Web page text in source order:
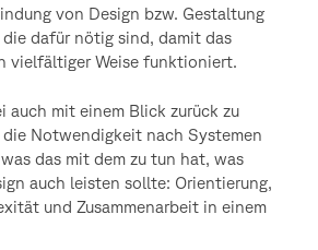
von Design bzw. Gestaltung
dafür nötig sind, damit das
vielfältiger Weise funktioniert.
auch mit einem Blick zurück zu
Notwendigkeit nach Systemen
das mit dem zu tun hat, was
auch leisten sollte: Orientierung,
und Zusammenarbeit in einem